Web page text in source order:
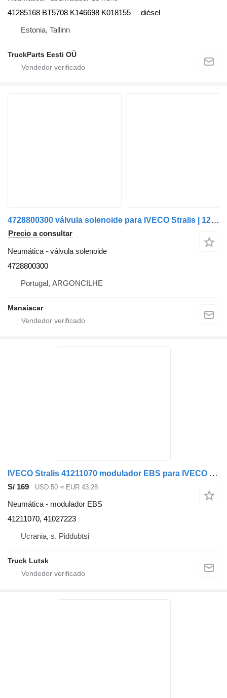
41285168 BT5708 K146698 K018155
diésel
Estonia, Tallinn
TruckParts Eesti OÜ
4728800300 válvula solenoide para IVECO Stralis | 12 cabeza tractora
Precio a consultar
Neumática - válvula solenoide
4728800300
Portugal, ARGONCILHE
Manaiacar
IVECO Stralis 41211070 modulador EBS para IVECO Stralis cabeza tractora
S/ 169 USD 50 ≈ EUR 43.28
Neumática - modulador EBS
41211070, 41027223
Ucrania, s. Piddubtsi
Truck Lutsk